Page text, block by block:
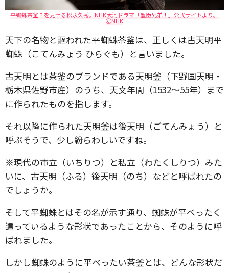
平蜘蛛茶釜？を見せる松永久秀。NHK大河ドラマ「豊臣兄弟！」公式サイトより。
🄫NHK
天下の名物と謳われた平蜘蛛茶釜は、正しくは古天明平
蜘蛛（こてんみょう ひらぐも）と言いました。
古天明とは茶釜のブランドである天明釜（下野国天明・
栃木県佐野市産）のうち、天文年間（1532〜55年）まで
に作られたものを指します。
それ以降に作られた天明釜は後天明（ごてんみょう）と
呼ぶそうで、少し紛らわしいですね。
※現代の市立（いちりつ）と私立（わたくしりつ）みた
いに、古天明（ふる）後天明（のち）などと呼ばれたの
でしょうか。
そして平蜘蛛とはその名が示す通り、蜘蛛が平べったく
這っているような形状であったことから、そのように呼
ばれました。
しかし蜘蛛のように平べったい茶釜とは、どんな形状だ